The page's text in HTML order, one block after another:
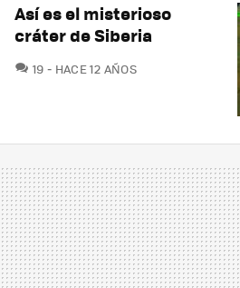
Así es el misterioso
cráter de Siberia
19 COMENTARIOS
HACE 12 AÑOS